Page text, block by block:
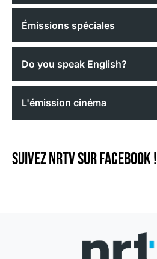
Émissions spéciales
Do you speak English?
L'émission cinéma
Suivez NRTV sur Facebook !